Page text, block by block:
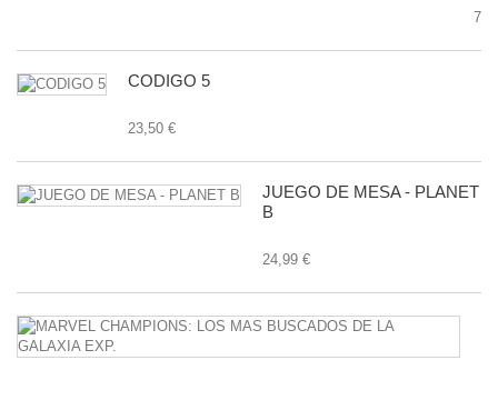
CODIGO 5
23,50 €
JUEGO DE MESA - PLANET
B
24,99 €